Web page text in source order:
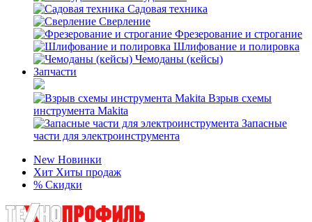
Садовая техника
Сверление
Фрезерование и строгание
Шлифование и полировка
Чемоданы (кейсы)
Запчасти
Взрыв схемы
инструмента Makita
Запасные
части для электроинструмента
New Новинки
Хит Хиты продаж
% Скидки